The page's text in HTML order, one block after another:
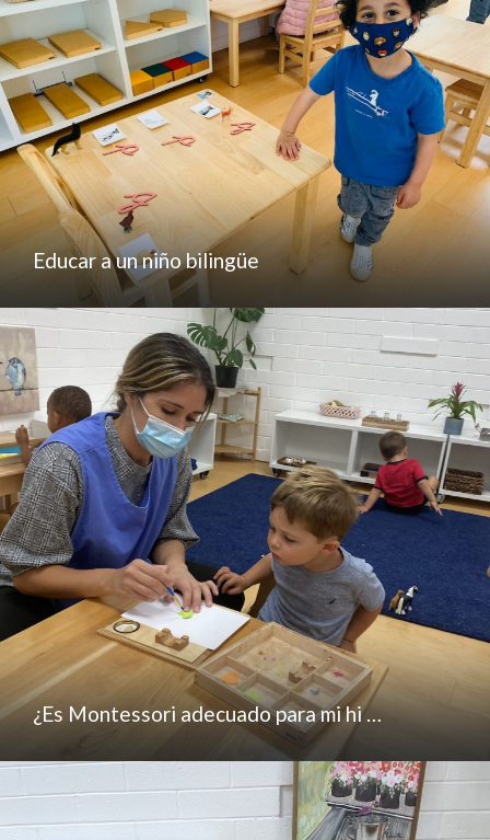
Educar a un niño bilingüe
¿Es Montessori adecuado para mi hi …